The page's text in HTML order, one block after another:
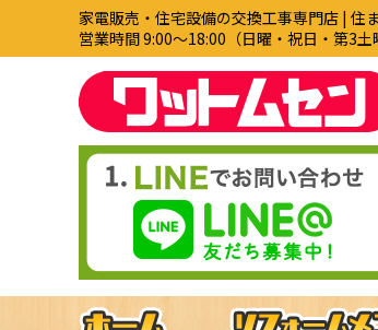
家電販売・住宅設備の交換工事専門店 | 住
営業時間 9:00〜18:00（日曜・祝日・第3土